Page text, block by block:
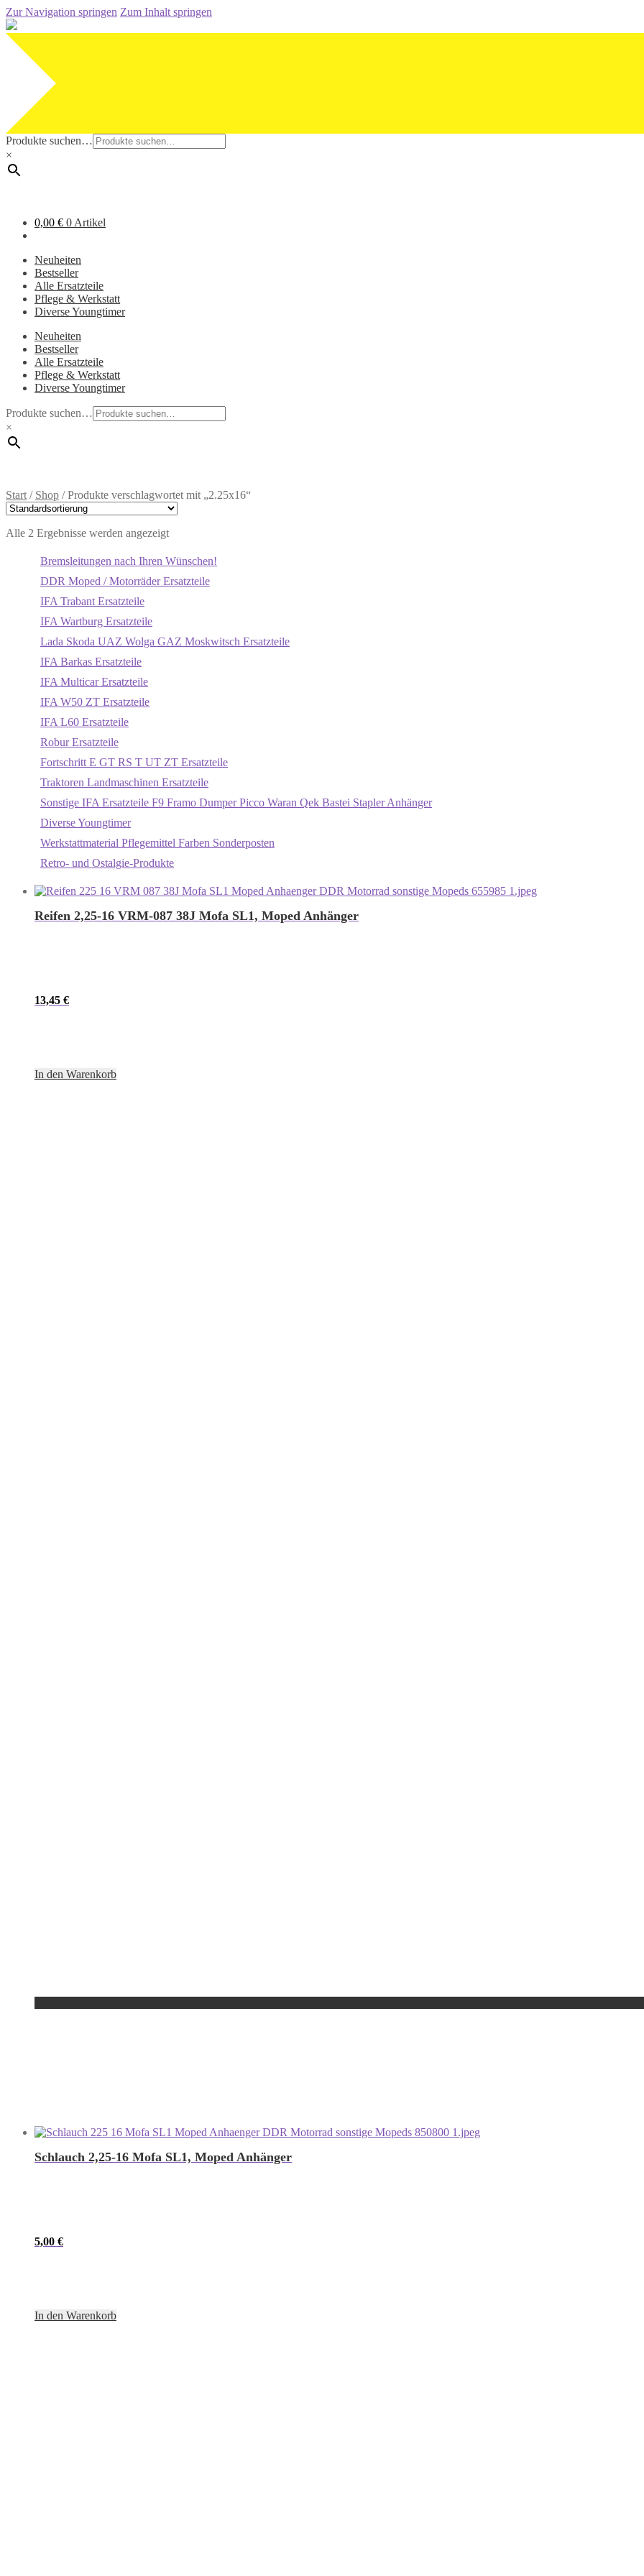
Zur Navigation springen Zum Inhalt springen
Produkte suchen…
×
0,00 € 0 Artikel
Neuheiten
Bestseller
Alle Ersatzteile
Pflege & Werkstatt
Diverse Youngtimer
Neuheiten
Bestseller
Alle Ersatzteile
Pflege & Werkstatt
Diverse Youngtimer
Produkte suchen…
×
Start / Shop /Produkte verschlagwortet mit „2.25x16“
Alle 2 Ergebnisse werden angezeigt
Bremsleitungen nach Ihren Wünschen!
DDR Moped / Motorräder Ersatzteile
IFA Trabant Ersatzteile
IFA Wartburg Ersatzteile
Lada Skoda UAZ Wolga GAZ Moskwitsch Ersatzteile
IFA Barkas Ersatzteile
IFA Multicar Ersatzteile
IFA W50 ZT Ersatzteile
IFA L60 Ersatzteile
Robur Ersatzteile
Fortschritt E GT RS T UT ZT Ersatzteile
Traktoren Landmaschinen Ersatzteile
Sonstige IFA Ersatzteile F9 Framo Dumper Picco Waran Qek Bastei Stapler Anhänger
Diverse Youngtimer
Werkstattmaterial Pflegemittel Farben Sonderposten
Retro- und Ostalgie-Produkte
Reifen 2,25-16 VRM-087 38J Mofa SL1, Moped Anhänger
13,45 €
In den Warenkorb
Schlauch 2,25-16 Mofa SL1, Moped Anhänger
5,00 €
In den Warenkorb